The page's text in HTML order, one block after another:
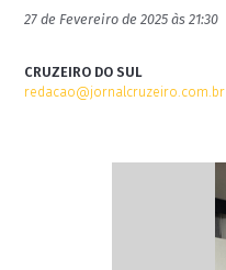
27 de Fevereiro de 2025 às 21:30
CRUZEIRO DO SUL
redacao@jornalcruzeiro.com.br